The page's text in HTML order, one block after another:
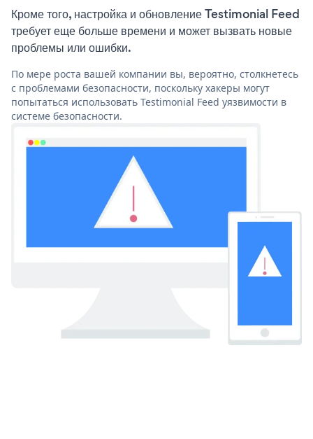
Кроме того, настройка и обновление Testimonial Feed
требует еще больше времени и может вызвать новые
проблемы или ошибки.
По мере роста вашей компании вы, вероятно, столкнетесь
с проблемами безопасности, поскольку хакеры могут
попытаться использовать Testimonial Feed уязвимости в
системе безопасности.